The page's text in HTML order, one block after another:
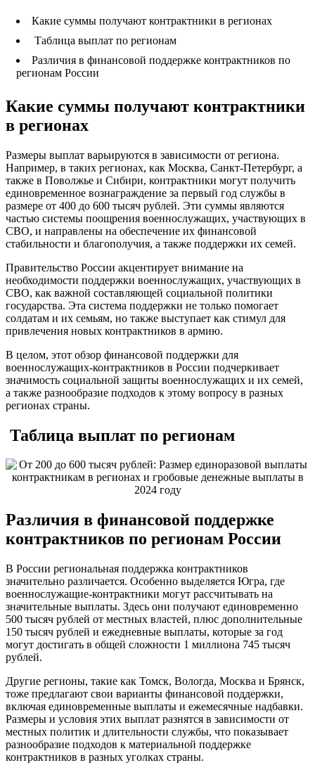
Какие суммы получают контрактники в регионах
Таблица выплат по регионам
Различия в финансовой поддержке контрактников по
регионам России
Какие суммы получают контрактники
в регионах
Размеры выплат варьируются в зависимости от региона.
Например, в таких регионах, как Москва, Санкт-Петербург, а
также в Поволжье и Сибири, контрактники могут получить
единовременное вознаграждение за первый год службы в
размере от 400 до 600 тысяч рублей. Эти суммы являются
частью системы поощрения военнослужащих, участвующих в
СВО, и направлены на обеспечение их финансовой
стабильности и благополучия, а также поддержки их семей.
Правительство России акцентирует внимание на
необходимости поддержки военнослужащих, участвующих в
СВО, как важной составляющей социальной политики
государства. Эта система поддержки не только помогает
солдатам и их семьям, но также выступает как стимул для
привлечения новых контрактников в армию.
В целом, этот обзор финансовой поддержки для
военнослужащих-контрактников в России подчеркивает
значимость социальной защиты военнослужащих и их семей,
а также разнообразие подходов к этому вопросу в разных
регионах страны.
Таблица выплат по регионам
Различия в финансовой поддержке
контрактников по регионам России
В России региональная поддержка контрактников
значительно различается. Особенно выделяется Югра, где
военнослужащие-контрактники могут рассчитывать на
значительные выплаты. Здесь они получают единовременно
500 тысяч рублей от местных властей, плюс дополнительные
150 тысяч рублей и ежедневные выплаты, которые за год
могут достигать в общей сложности 1 миллиона 745 тысяч
рублей.
Другие регионы, такие как Томск, Вологда, Москва и Брянск,
тоже предлагают свои варианты финансовой поддержки,
включая единовременные выплаты и ежемесячные надбавки.
Размеры и условия этих выплат разнятся в зависимости от
местных политик и длительности службы, что показывает
разнообразие подходов к материальной поддержке
контрактников в разных уголках страны.